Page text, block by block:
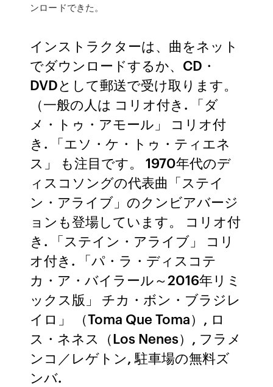
ンロードできた。
インストラクターは、曲をネット
でダウンロードするか、CD・
DVDとして郵送で受け取ります。
（一般の人は コリオ付き. 「ダ
メ・トゥ・アモール」 コリオ付
き. 「エソ・ケ・トゥ・ティエネ
ス」 も注目です。 1970年代のデ
ィスコソングの代表曲「ステイ
ン・アライブ」のクンビアバージ
ョンも登場しています。 コリオ付
き. 「ステイン・アライブ」 コリ
オ付き. 「パ・ラ・ディスコテ
カ・ア・バイラール～2016年リミ
ックス版」 チカ・ボン・ブラジレ
イロ」 （Toma Que Toma）, ロ
ス・ネネス（Los Nenes）, フラメ
ンコ／レゲトン, 駐車場の無料ズ
ンバ.